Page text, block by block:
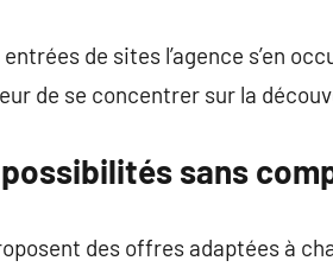
de sites l’agence s’en
de se concentrer sur la
possibilités sans
des offres adaptées à